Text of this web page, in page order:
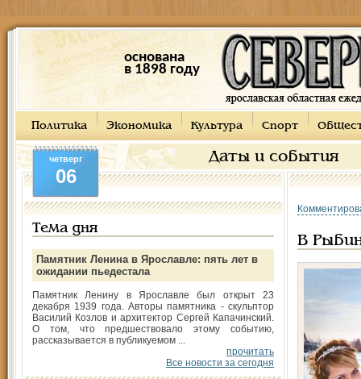
основана
в 1898 году
Политика Экономика Культура Спорт
Даты и события
четверг
06
Тема дня
Памятник Ленина в Ярославле: пять лет в
ожидании пьедестала
Памятник Ленину в Ярославле был открыт 23
декабря 1939 года. Авторы памятника - скульптор
Василий Козлов и архитектор Сергей Капачинский.
О том, что предшествовало этому событию,
рассказывается в публикуемом ...
прочитать
Все новости за сегодня
В